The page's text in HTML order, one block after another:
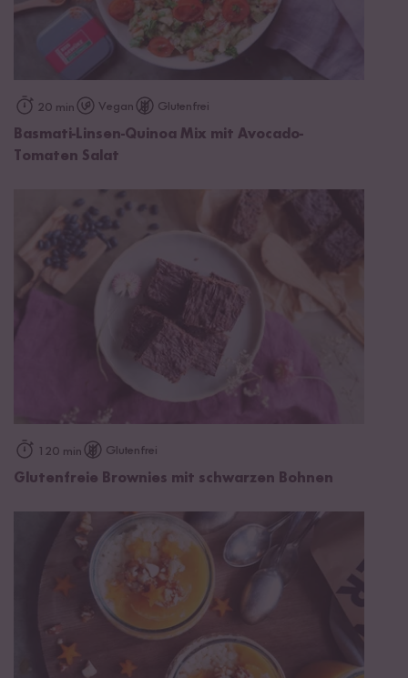
20 min Vegan Glutenfrei
Basmati-Linsen-Quinoa Mix mit Avocado-
Tomaten Salat
120 min Glutenfrei
Glutenfreie Brownies mit schwarzen Bohnen